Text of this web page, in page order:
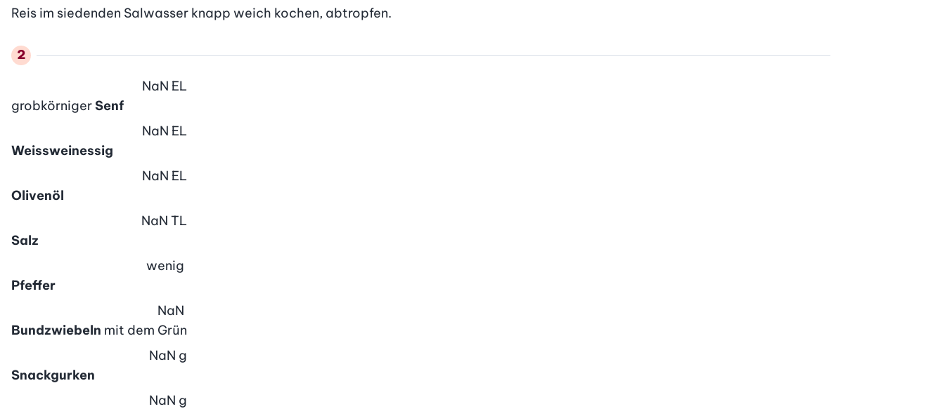
Reis im siedenden Salwasser knapp weich kochen, abtropfen.
grobkörnigerSenf
NaN EL
Weissweinessig
NaN EL
Olivenöl
NaN EL
Salz
NaN TL
Pfeffer
wenig
Bundzwiebeln mit dem Grün
NaN
Snackgurken
NaN g
NaN g